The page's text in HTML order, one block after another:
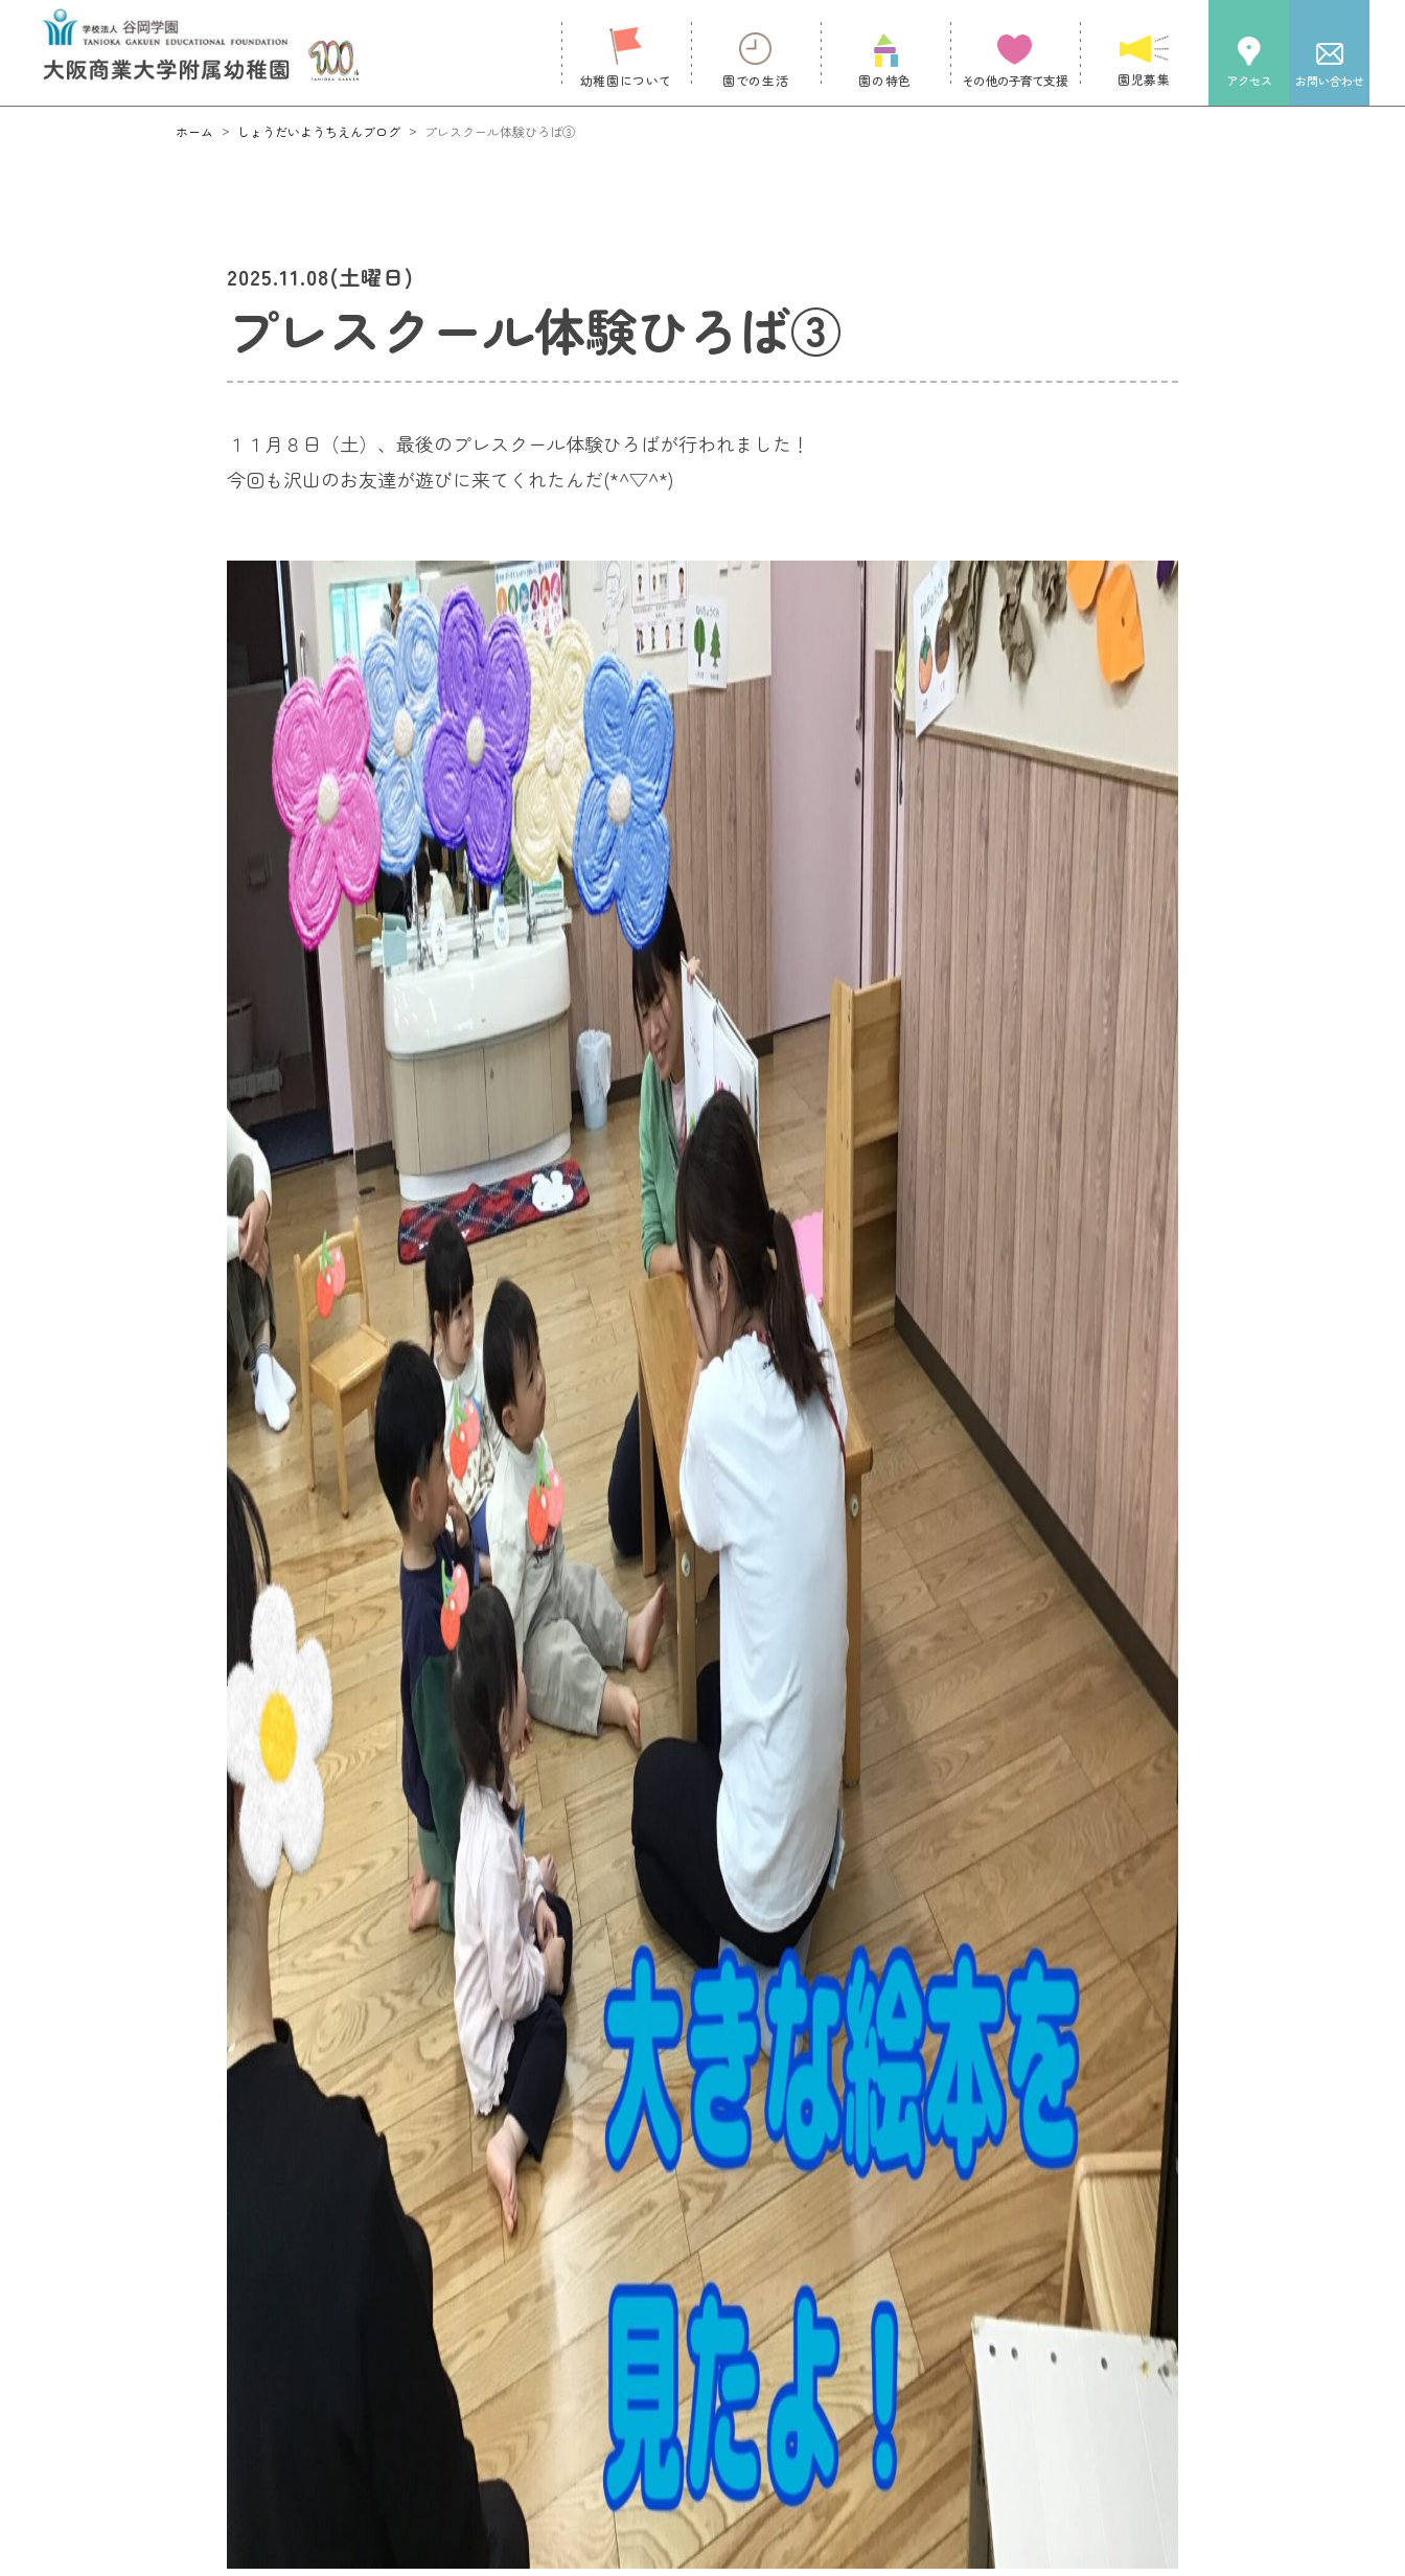
幼稚園について 園での生活 園の特色 その他の子育て支援 園児募集 アクセス お問い合わせ
ホーム しょうだいようちえんブログ プレスクール体験ひろば③
2025.11.08(土曜日)
プレスクール体験ひろば③
１１月８日（土）、最後のプレスクール体験ひろばが行われました！
今回も沢山のお友達が遊びに来てくれたんだ(*^▽^*)